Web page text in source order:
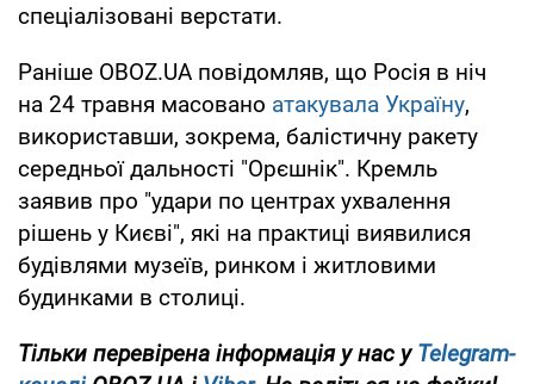
спеціалізовані верстати.
Раніше OBOZ.UA повідомляв, що Росія в ніч
на 24 травня масовано атакувала Україну,
використавши, зокрема, балістичну ракету
середньої дальності "Орєшнік". Кремль
заявив про "удари по центрах ухвалення
рішень у Києві", які на практиці виявилися
будівлями музеїв, ринком і житловими
будинками в столиці.
Тільки перевірена інформація у нас уTelegram-